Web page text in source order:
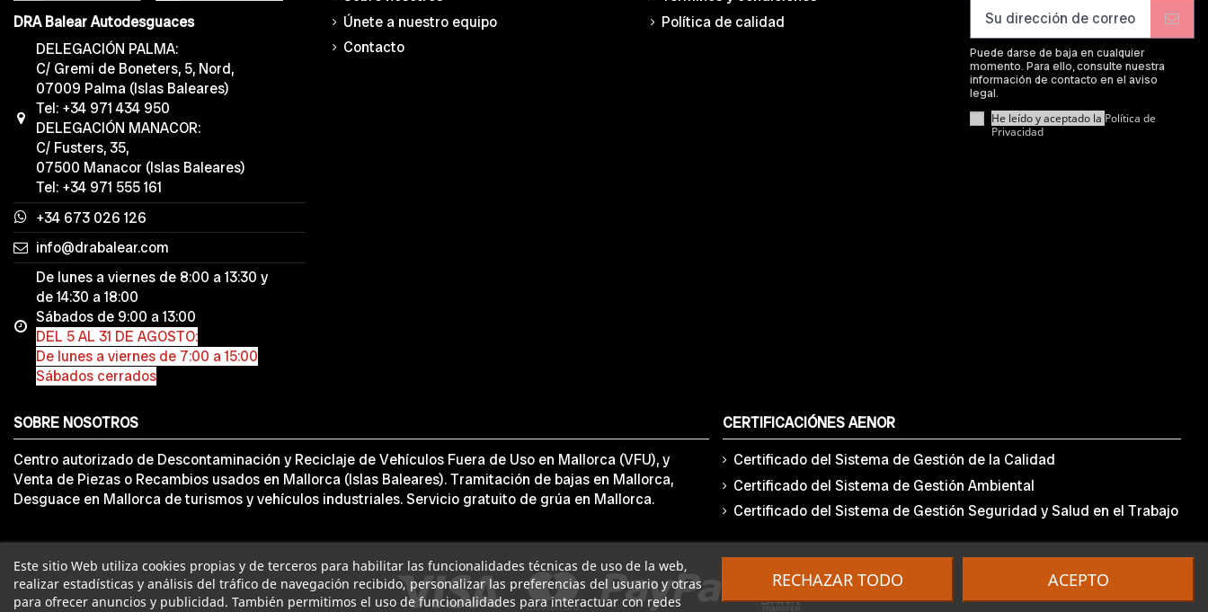
DRA Balear Autodesguaces
DELEGACIÓN PALMA:
C/ Gremi de Boneters, 5, Nord,
07009 Palma (Islas Baleares)
Tel: +34 971 434 950
DELEGACIÓN MANACOR:
C/ Fusters, 35,
07500 Manacor (Islas Baleares)
Tel: +34 971 555 161
+34 673 026 126
info@drabalear.com
De lunes a viernes de 8:00 a 13:30 y
de 14:30 a 18:00
Sábados de 9:00 a 13:00
DEL 5 AL 31 DE AGOSTO:
De lunes a viernes de 7:00 a 15:00
Sábados cerrados
Únete a nuestro equipo
Contacto
Política de calidad
Este sitio Web utiliza cookies propias y de terceros para habilitar las funcionalidades técnicas de uso de la web,
realizar estadísticas y análisis del tráfico de navegación recibido, personalizar las preferencias del usuario y otras
para ofrecer anuncios y publicidad. También permitimos el uso de funcionalidades para interactuar con redes
RECHAZAR TODO ACEPTO
Puede darse de baja en cualquier
momento. Para ello, consulte nuestra
información de contacto en el aviso
legal.
He leído y aceptado la Política de
Privacidad
SOBRE NOSOTROS
Centro autorizado de Descontaminación y Reciclaje de Vehículos Fuera de Uso en Mallorca (VFU), y
Venta de Piezas o Recambios usados en Mallorca (Islas Baleares). Tramitación de bajas en Mallorca,
Desguace en Mallorca de turismos y vehículos industriales. Servicio gratuito de grúa en Mallorca.
CERTIFICACIÓNES AENOR
Certificado del Sistema de Gestión de la Calidad
Certificado del Sistema de Gestión Ambiental
Certificado del Sistema de Gestión Seguridad y Salud en el Trabajo